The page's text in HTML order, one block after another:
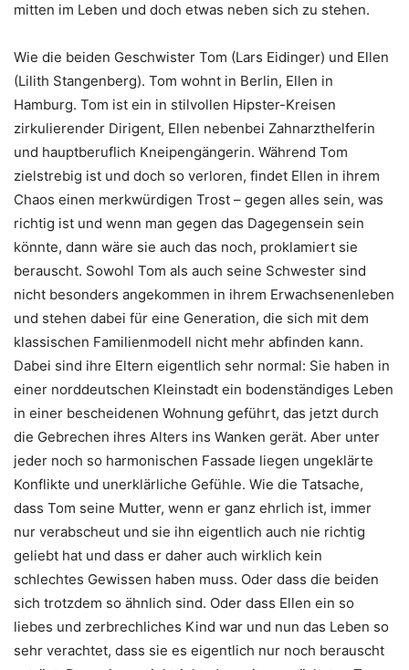
mitten im Leben und doch etwas neben sich zu stehen.
Wie die beiden Geschwister Tom (Lars Eidinger) und Ellen
(Lilith Stangenberg). Tom wohnt in Berlin, Ellen in
Hamburg. Tom ist ein in stilvollen Hipster-Kreisen
zirkulierender Dirigent, Ellen nebenbei Zahnarzthelferin
und hauptberuflich Kneipengängerin. Während Tom
zielstrebig ist und doch so verloren, findet Ellen in ihrem
Chaos einen merkwürdigen Trost – gegen alles sein, was
richtig ist und wenn man gegen das Dagegensein sein
könnte, dann wäre sie auch das noch, proklamiert sie
berauscht. Sowohl Tom als auch seine Schwester sind
nicht besonders angekommen in ihrem Erwachsenenleben
und stehen dabei für eine Generation, die sich mit dem
klassischen Familienmodell nicht mehr abfinden kann.
Dabei sind ihre Eltern eigentlich sehr normal: Sie haben in
einer norddeutschen Kleinstadt ein bodenständiges Leben
in einer bescheidenen Wohnung geführt, das jetzt durch
die Gebrechen ihres Alters ins Wanken gerät. Aber unter
jeder noch so harmonischen Fassade liegen ungeklärte
Konflikte und unerklärliche Gefühle. Wie die Tatsache,
dass Tom seine Mutter, wenn er ganz ehrlich ist, immer
nur verabscheut und sie ihn eigentlich auch nie richtig
geliebt hat und dass er daher auch wirklich kein
schlechtes Gewissen haben muss. Oder dass die beiden
sich trotzdem so ähnlich sind. Oder dass Ellen ein so
liebes und zerbrechliches Kind war und nun das Leben so
sehr verachtet, dass sie es eigentlich nur noch berauscht